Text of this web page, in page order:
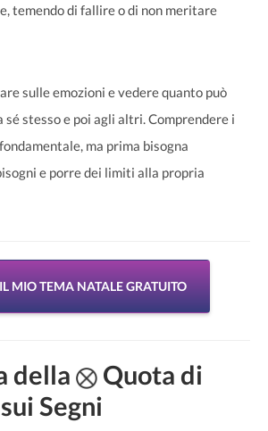
temendo di fallire o di non meritare
sulle emozioni e vedere quanto può
sé stesso e poi agli altri. Comprendere i
ma prima bisogna
e porre dei limiti alla propria
MIO TEMA NATALE GRATUITO
della
Quota di
Segni